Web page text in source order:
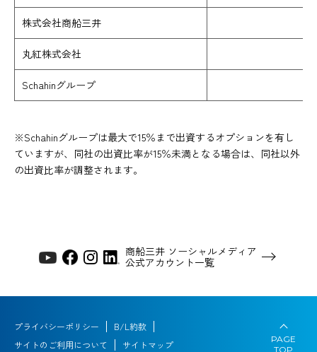
株式会社商船三井
丸紅株式会社
Schahinグループ
※Schahinグループは最大で15％まで出資するオプションを有し
ていますが、同社の出資比率が15％未満となる場合は、同社以外
の出資比率が調整されます。
商船三井 ソーシャルメディア
公式アカウント一覧
プライバシーポリシー
B/L約款
サイトのご利用について
サイトマップ
PAGE
TOP